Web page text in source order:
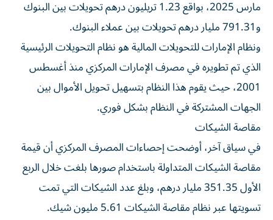
مارس 2025، بواقع 1.23 تريليون درهم تحويلات بين البنوك
و791.31 مليار درهم تحويلات بين عملاء البنوك.
ونظام الإمارات للتحويلات المالية هو نظام التحويلات الرئيسية
الذي تم تطويره في مصرف الإمارات المركزي منذ أغسطس
2001، حيث يقوم هذا النظام بتسهيل تحويل الأموال بين
الجهات المشتركة في النظام بشكل فوري.
مقاصة الشيكات
في سياق آخر، أوضحت إحصاءات المصرف المركزي أن قيمة
مقاصة الشيكات المتداولة باستخدام صورها بلغت خلال الربع
الأول 351.35 مليار درهم، وبلغ عدد الشيكات التي تمت
تسويتها عبر نظام مقاصة الشيكات 5.61 مليون شيك.